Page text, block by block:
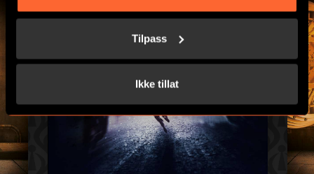
Tilpass
Ikke tillat